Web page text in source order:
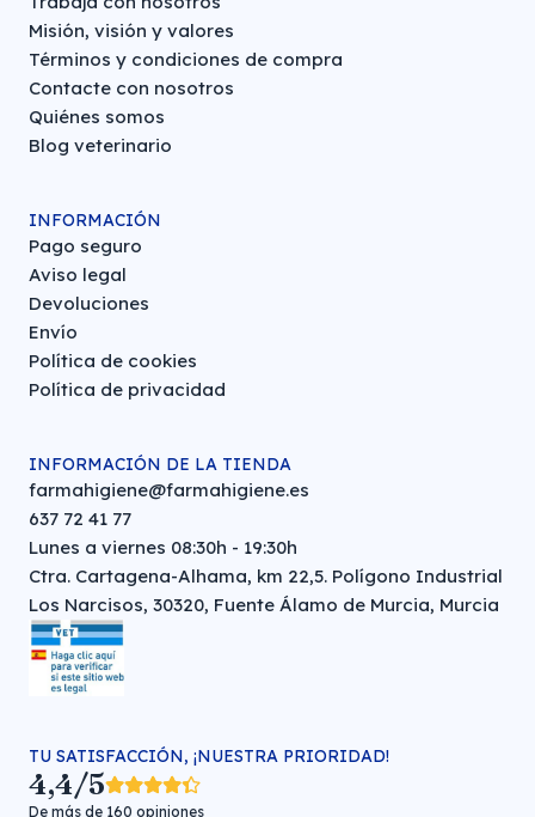
Misión, visión y valores
Términos y condiciones de compra
Contacte con nosotros
Quiénes somos
Blog veterinario
INFORMACIÓN
Pago seguro
Aviso legal
Devoluciones
Envío
Política de cookies
Política de privacidad
INFORMACIÓN DE LA TIENDA
farmahigiene@farmahigiene.es
637 72 41 77
Lunes a viernes 08:30h - 19:30h
Ctra. Cartagena-Alhama, km 22,5. Polígono Industrial
Los Narcisos, 30320, Fuente Álamo de Murcia, Murcia
TU SATISFACCIÓN, ¡NUESTRA PRIORIDAD!
4,4/5
De más de 160 opiniones